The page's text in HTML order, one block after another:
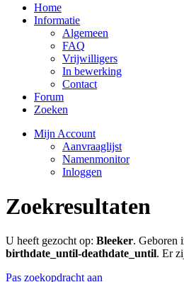
Home
Informatie
Algemeen
FAQ
Vrijwilligers
In bewerking
Contact
Forum
Zoeken
Mijn Account
Aanvraaglijst
Namenmonitor
Inloggen
Zoekresultaten
U heeft gezocht op: Bleeker. Geboren
birthdate_until-deathdate_until. Er
Pas zoekopdracht aan